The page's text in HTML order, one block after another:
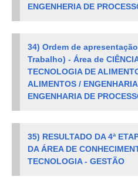
ENGENHERIA DE
34) Ordem de
Trabalho) - Área de
TECNOLOGIA DE
ALIMENTOS /
ENGENHARIA DE
35) RESULTADO DA 4ª
DA ÁREA DE
TECNOLOGIA - GESTÃO